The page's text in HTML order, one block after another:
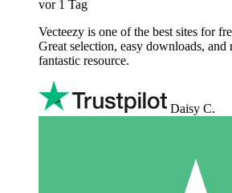
vor 1 Tag
Vecteezy is one of the best sites for
Great selection, easy downloads, and
fantastic resource.
Daisy C.